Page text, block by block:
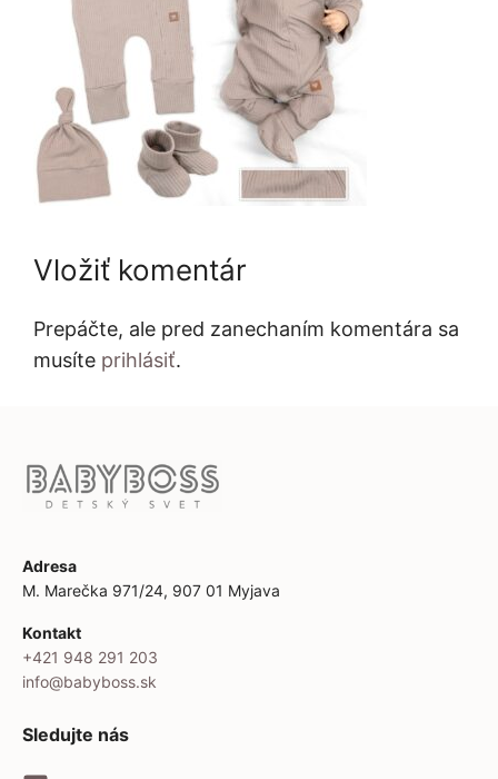
Vložiť komentár
Prepáčte, ale pred zanechaním komentára sa
musíte prihlásiť.
Adresa
M. Marečka 971/24, 907 01 Myjava
Kontakt
+421 948 291 203
info@babyboss.sk
Sledujte nás